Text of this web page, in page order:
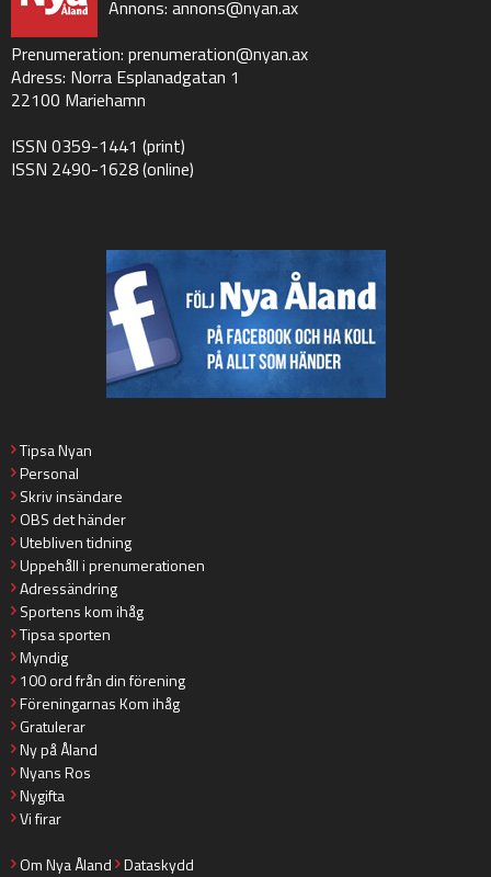
Annons: annons@nyan.ax
Prenumeration: prenumeration@nyan.ax
Adress: Norra Esplanadgatan 1
22100 Mariehamn
ISSN 0359-1441 (print)
ISSN 2490-1628 (online)
Tipsa Nyan
Personal
Skriv insändare
OBS det händer
Utebliven tidning
Uppehåll i prenumerationen
Adressändring
Sportens kom ihåg
Tipsa sporten
Myndig
100 ord från din förening
Föreningarnas Kom ihåg
Gratulerar
Ny på Åland
Nyans Ros
Nygifta
Vi firar
Om Nya Åland Dataskydd